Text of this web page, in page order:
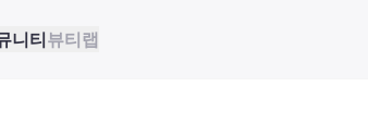
니티뷰티랩